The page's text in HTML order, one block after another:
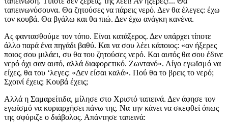
ταπεινωνόσουνα. Θα ζητούσες να πάρεις νερό. Δεν θα έλεγες: έχω
τον κουβά. Θα βγάλω και θα πιώ. Δεν έχω ανάγκη κανένα.
Ας φαντασθούμε τον τόπο. Είναι κατάξερος. Δεν υπάρχει τίποτε
άλλο παρά ένα πηγάδι βαθύ. Και να σου λέει κάποιος: «αν ήξερες
ποιος σου μιλάει, συ θα του ζητούσες νερό. Και αυτός θα σου έδινε
νερό όχι σαν αυτό, αλλά διαφορετικό. Ζωντανό». Λίγο εγωϊσμό να
είχες, θα του ‘λεγες: «Δεν είσαι καλά». Πού θα το βρεις το νερό;
Σχοινί έχεις; Κουβά έχεις;
Αλλά η Σαμαρείτιδα, μίλησε στο Χριστό ταπεινά. Δεν άφησε τον
εγωϊσμό να κυριαρχήσει πάνω της. Να την κάνει να σκεφθεί όπως
της σφύριζε ο διάβολος. Απάντησε ταπεινά: